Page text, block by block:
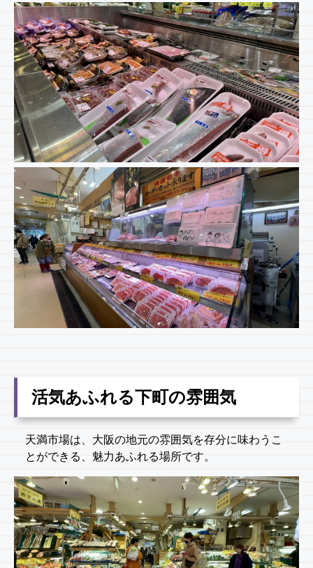
活気あふれる下町の雰囲気
天満市場は、大阪の地元の雰囲気を存分に味わうこ
とができる、魅力あふれる場所です。